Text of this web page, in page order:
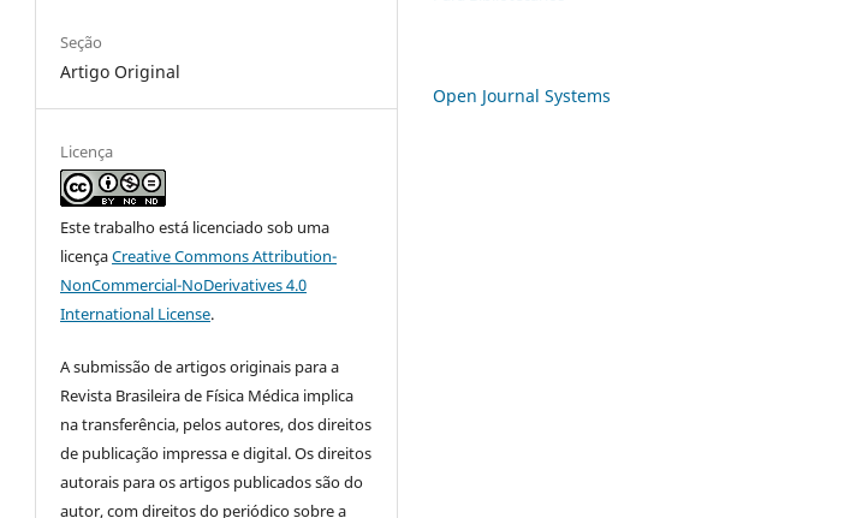
Seção
Artigo Original
Licença
Este trabalho está licenciado sob uma
licençaCreative Commons Attribution-
NonCommercial-NoDerivatives 4.0
International License.
A submissão de artigos originais para a
Revista Brasileira de Física Médica implica
na transferência, pelos autores, dos direitos
de publicação impressa e digital. Os direitos
autorais para os artigos publicados são do
autor, com direitos do periódico sobre a
Open Journal Systems